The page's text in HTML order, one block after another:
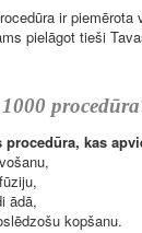
ir piemērota
pielāgot tieši
procedūra, kas
ādā,
kopšanu.